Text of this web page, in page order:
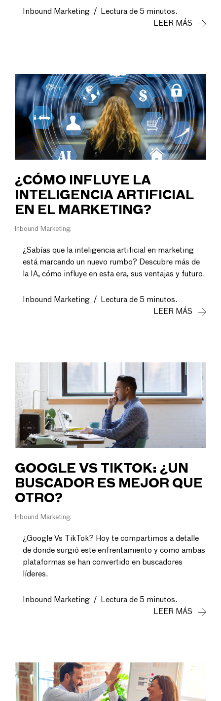
Inbound Marketing /
Lectura de 5 minutos.
LEER MÁS
¿CÓMO INFLUYE LA
INTELIGENCIA ARTIFICIAL
EN EL MARKETING?
Inbound Marketing
¿Sabías que la inteligencia artificial en marketing
está marcando un nuevo rumbo? Descubre más de
la IA, cómo influye en esta era, sus ventajas y futuro.
Inbound Marketing /
Lectura de 5 minutos.
LEER MÁS
GOOGLE VS TIKTOK: ¿UN
BUSCADOR ES MEJOR QUE
OTRO?
Inbound Marketing
¿Google Vs TikTok? Hoy te compartimos a detalle
de donde surgió este enfrentamiento y como ambas
plataformas se han convertido en buscadores
líderes.
Inbound Marketing /
Lectura de 5 minutos.
LEER MÁS